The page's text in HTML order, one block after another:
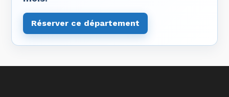
Réserver ce département